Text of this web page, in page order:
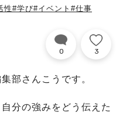
性#学び#イベント #仕事
0 3
部さんこうです。
分の強みをどう伝えた